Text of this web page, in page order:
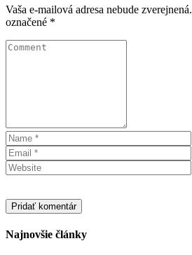
Vaša e-mailová adresa nebude zverejnená.
označené *
Najnovšie články